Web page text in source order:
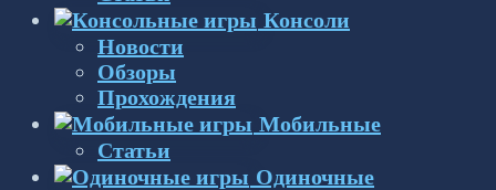
Консоли
Новости
Обзоры
Прохождения
Мобильные
Статьи
Одиночные